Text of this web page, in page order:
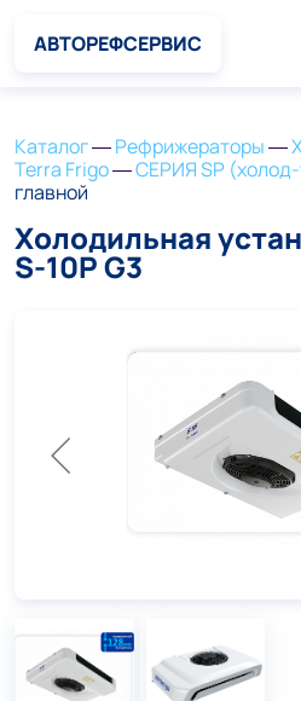
АВТОРЕФСЕРВИС
Регистрация
Каталог—Рефрижераторы—
Terra Frigo—СЕРИЯ SP
главной
Холодильная
S-10P G3